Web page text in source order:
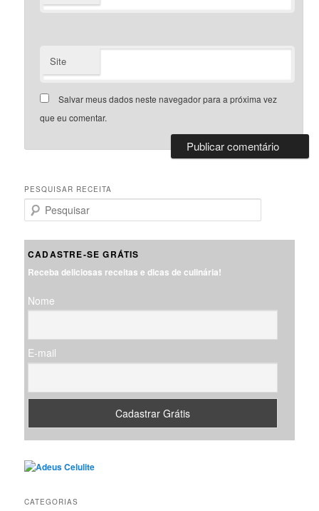
Site
Salvar meus dados neste navegador para a próxima vez
que eu comentar.
PESQUISAR RECEITA
e
u
a
CADASTRE-SE GRÁTIS
Receba deliciosas receitas e dicas de culinária!
Nome
E-mail
CATEGORIAS